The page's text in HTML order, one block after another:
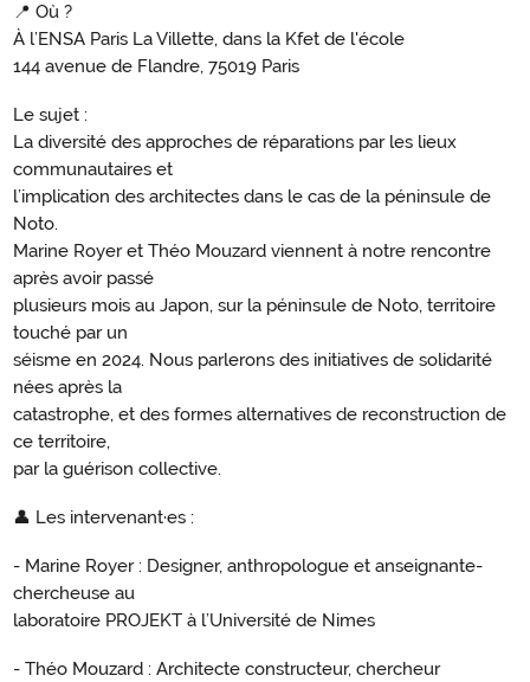
📍 Où ?
À l’ENSA Paris La Villette, dans la Kfet de l'école
144 avenue de Flandre, 75019 Paris
Le sujet :
La diversité des approches de réparations par les lieux
communautaires et
l’implication des architectes dans le cas de la péninsule de
Noto.
Marine Royer et Théo Mouzard viennent à notre rencontre
après avoir passé
plusieurs mois au Japon, sur la péninsule de Noto, territoire
touché par un
séisme en 2024. Nous parlerons des initiatives de solidarité
nées après la
catastrophe, et des formes alternatives de reconstruction de
ce territoire,
par la guérison collective.
👤 Les intervenant·es :
- Marine Royer : Designer, anthropologue et anseignante-
chercheuse au
laboratoire PROJEKT à l’Université de Nimes
- Théo Mouzard : Architecte constructeur, chercheur